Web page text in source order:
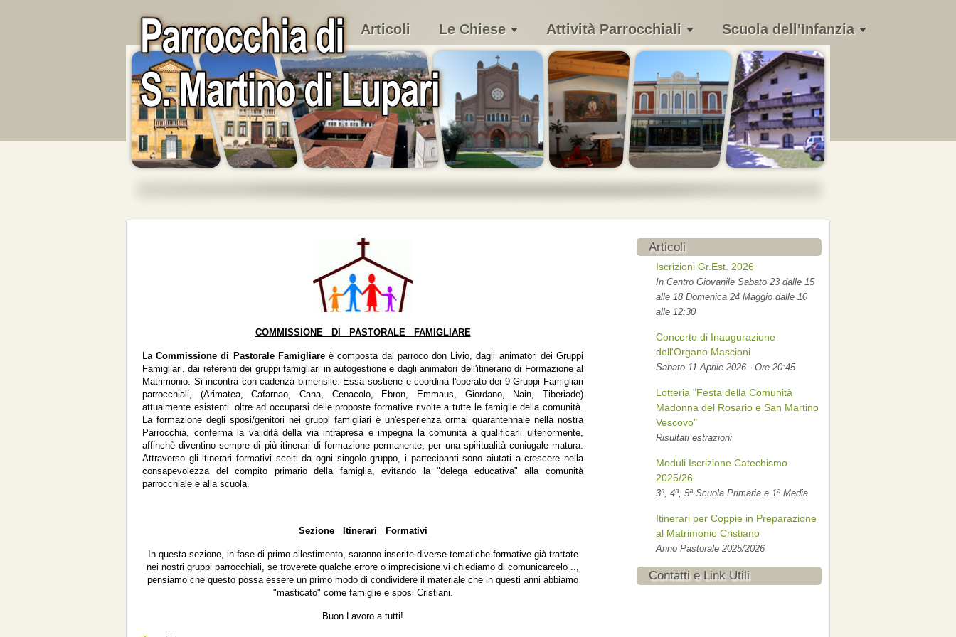
Articoli Le Chiese Attività Parrocchiali Scuola dell'Infanzia
COMMISSIONE DI PASTORALE FAMIGLIARE
LaCommissione di Pastorale Famigliareè composta dal parroco don Livio, dagli animatori dei Gruppi
Famigliari, dai referenti dei gruppi famigliari in autogestione e dagli animatori dell'itinerario di Formazione al
Matrimonio. Si incontra con cadenza bimensile. Essa sostiene e coordina l'operato dei 9 Gruppi Famigliari
parrocchiali, (Arimatea, Cafarnao, Cana, Cenacolo, Ebron, Emmaus, Giordano, Nain, Tiberiade)
attualmente esistenti. oltre ad occuparsi delle proposte formative rivolte a tutte le famiglie della comunità.
La formazione degli sposi/genitori nei gruppi famigliari è un'esperienza ormai quarantennale nella nostra
Parrocchia, conferma la validità della via intrapresa e impegna la comunità a qualificarli ulteriormente,
affinchè diventino sempre di più itinerari di formazione permanente, per una spiritualità coniugale matura.
Attraverso gli itinerari formativi scelti da ogni singolo gruppo, i partecipanti sono aiutati a crescere nella
consapevolezza del compito primario della famiglia, evitando la "delega educativa" alla comunità
parrocchiale e alla scuola.
Sezione Itinerari Formativi
In questa sezione, in fase di primo allestimento, saranno inserite diverse tematiche formative già trattate
nei nostri gruppi parrocchiali, se troverete qualche errore o imprecisione vi chiediamo di comunicarcelo ..,
pensiamo che questo possa essere un primo modo di condividere il materiale che in questi anni abbiamo
"masticato" come famiglie e sposi Cristiani.
Buon Lavoro a tutti!
Articoli
Iscrizioni Gr.Est. 2026
In Centro Giovanile Sabato 23 dalle 15
alle 18 Domenica 24 Maggio dalle 10
alle 12:30
Concerto di Inaugurazione
dell'Organo Mascioni
Sabato 11 Aprile 2026 - Ore 20:45
Lotteria "Festa della Comunità
Madonna del Rosario e San Martino
Vescovo"
Risultati estrazioni
Moduli Iscrizione Catechismo
2025/26
3ª, 4ª, 5ª Scuola Primaria e 1ª Media
Itinerari per Coppie in Preparazione
al Matrimonio Cristiano
Anno Pastorale 2025/2026
Contatti e Link Utili